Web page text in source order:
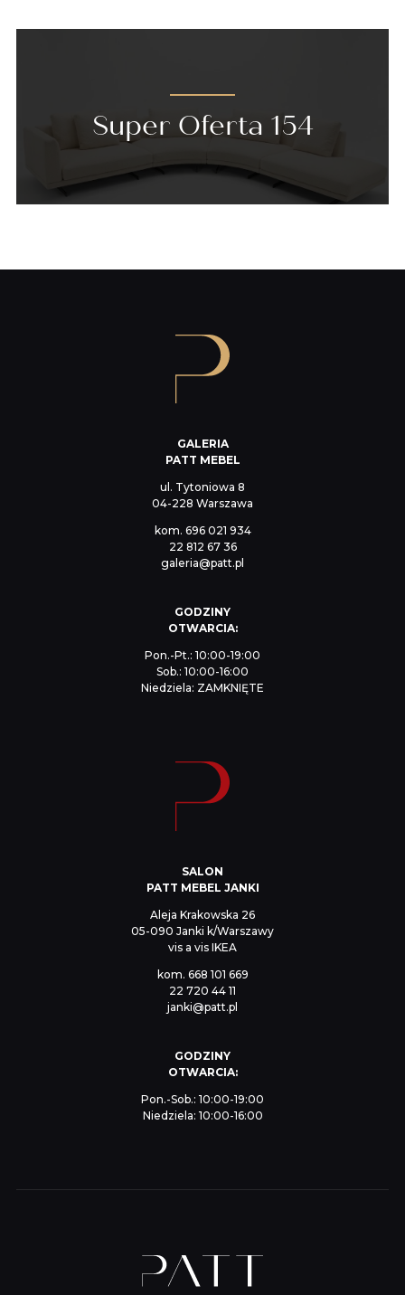
Super Oferta 154
GALERIA
PATT MEBEL
ul. Tytoniowa 8
04-228 Warszawa
kom. 696 021 934
22 812 67 36
galeria@patt.pl
GODZINY
OTWARCIA:
Pon.-Pt.: 10:00-19:00
Sob.: 10:00-16:00
Niedziela: ZAMKNIĘTE
SALON
PATT MEBEL JANKI
Aleja Krakowska 26
05-090 Janki k/Warszawy
vis a vis IKEA
kom. 668 101 669
22 720 44 11
janki@patt.pl
GODZINY
OTWARCIA:
Pon.-Sob.: 10:00-19:00
Niedziela: 10:00-16:00